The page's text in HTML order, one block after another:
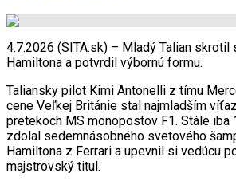
4.7.2026 (SITA.sk) – Mladý Talian
Hamiltona a potvrdil výbornú formu.
Taliansky pilot Kimi Antonelli z tímu
cene Veľkej Británie stal najmladším
pretekoch MS monopostov F1. Stále iba
zdolal sedemnásobného svetového
Hamiltona z Ferrari a upevnil si vedúcu
majstrovský titul.